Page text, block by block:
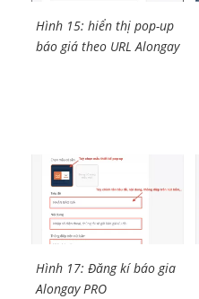
Hình 15: hiển thị pop-up
báo giá theo URL Alongay
Hình 17: Đăng kí báo gia
Alongay PRO